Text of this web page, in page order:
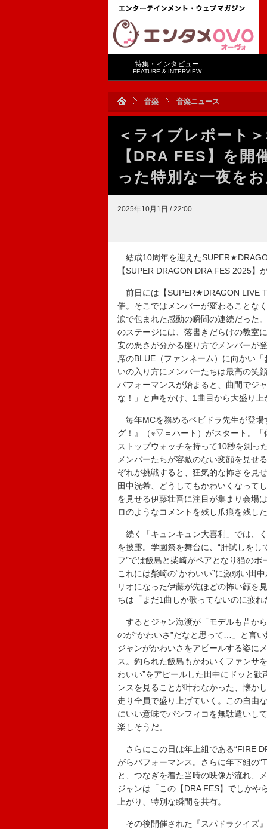
特集・インタビュー
FEATURE & INTERVIEW
音楽 音楽ニュース
＜ライブレポート
【DRA FES】を
った特別な一夜を
2025年10月1日 / 22:00
結成10周年を迎えた
【SUPER DRAGON DRA FES 2025
前日には【SUPER★DRAGON LIVE
催。そこではメンバーが変わることな
涙で包まれた感動の瞬間の連続だった
のステージには、落書きだらけの教室
安の悪さが分かる座り方でメンバーが
席のBLUE（ファンネーム）に向かい
いの入り方にメンバーたちは最高の笑
パフォーマンスが始まると、曲間でジ
な！」と声をかけ、1曲目から大盛り上
毎年MCを務めるベビドラ先生が登
グ！』（※▽＝ハート）がスタート。「
ストップウォッチを持って10秒を測っ
メンバーたちが容赦のない変顔を見せ
ぞれが挑戦すると、狂気的な怖さを見
田中洸希、どうしてもかわいくなって
を見せる伊藤壮吾に注目が集まり会場
ロのようなコメントを残し爪痕を残し
続く「キュンキュン大喜利」では、
を披露。学園祭を舞台に、“肝試しを
フ”では飯島と柴崎がペアとなり猫の
これには柴崎の“かわいい”に激弱い田
リオになった伊藤が先ほどの怖い顔を
ちは「まだ1曲しか歌ってないのに疲
するとジャン海渡が「モデルも昔か
のが“かわいさ”だなと思って…」と言
ジャンがかわいさをアピールする姿に
ス。釣られた飯島もかわいくファンサ
わいい”をアピールした田中にドッと
ンスを見ることが叶わなかった、懐か
走り全員で盛り上げていく。この自由
にいい意味でパシフィコを無駄遣いし
楽しそうだ。
さらにこの日は年上組である“FIRE
がらパフォーマンス。さらに年下組の
と、つなぎを着た当時の映像が流れ、
ジャンは「この【DRA FES】でしか
上がり、特別な瞬間を共有。
その後開催された『スパドラクイズ